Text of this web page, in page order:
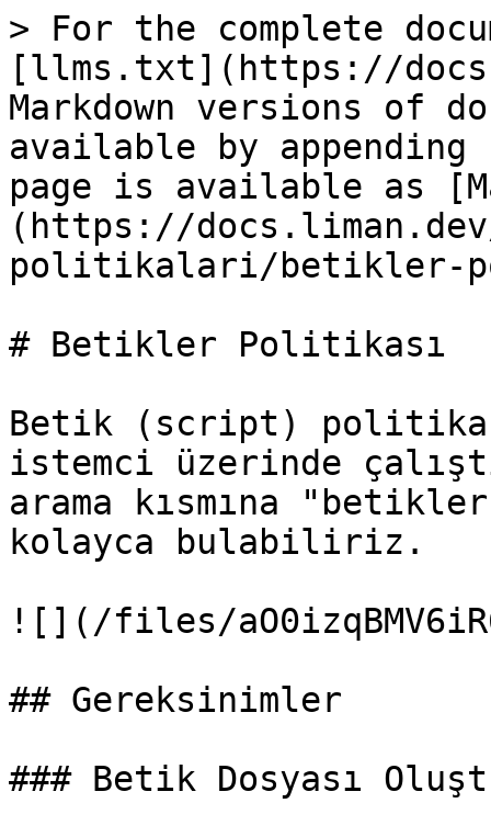
> For the complete
[llms.txt](https://
Markdown versions of
available by
page is available as
(https://
politikalari/betikler-
# Betikler Politikası
Betik (script)
istemci üzerinde
arama kısmına
kolayca bulabiliriz.
![](/files/
## Gereksinimler
### Betik Dosyası